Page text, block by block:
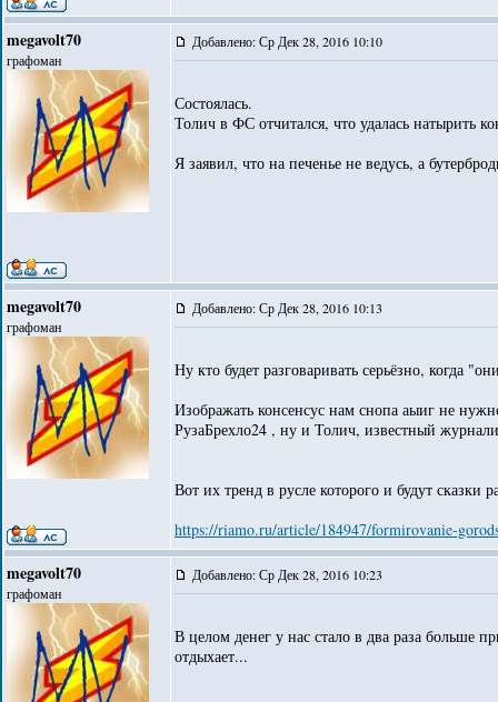
megavolt70
графоман
Добавлено: Ср Дек 28, 2016 10:10
Состоялась.
Толич в ФС отчитался, что удалась натырить
Я заявил, что на печенье не ведусь, а
megavolt70
графоман
Добавлено: Ср Дек 28, 2016 10:13
Ну кто будет разговаривать серьёзно, когда
Изображать консенсус нам снопа аыиг не
РузаБрехло24 , ну и Толич, известный
Вот их тренд в русле которого и будут сказки
https://riamo.ru/article/184947/formirovanie-
megavolt70
графоман
Добавлено: Ср Дек 28, 2016 10:23
В целом денег у нас стало в два раза больше
отдыхает...